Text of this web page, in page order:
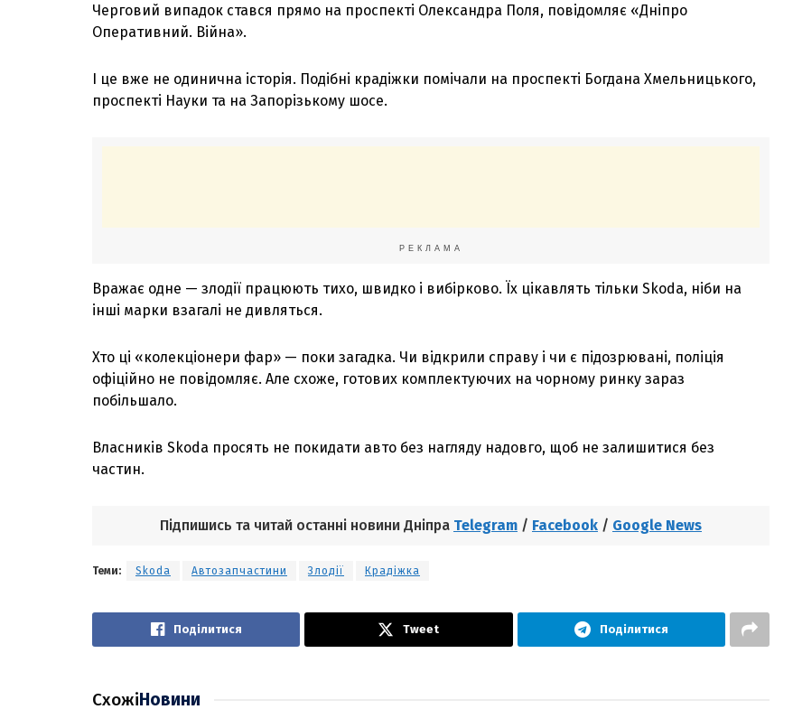
Черговий випадок стався прямо на проспекті Олександра Поля, повідомляє «Дніпро
Оперативний. Війна».
І це вже не одинична історія. Подібні крадіжки помічали на проспекті Богдана Хмельницького,
проспекті Науки та на Запорізькому шосе.
РЕКЛАМА
Вражає одне — злодії працюють тихо, швидко і вибірково. Їх цікавлять тільки Skoda, ніби на
інші марки взагалі не дивляться.
Хто ці «колекціонери фар» — поки загадка. Чи відкрили справу і чи є підозрювані, поліція
офіційно не повідомляє. Але схоже, готових комплектуючих на чорному ринку зараз
побільшало.
Власників Skoda просять не покидати авто без нагляду надовго, щоб не залишитися без
частин.
Підпишись та читай останні новини Дніпра Telegram / Facebook / Google News
Теми: Skoda Автозапчастини Злодії Крадіжка
Поділитися Tweet Поділитися
СхожіНовини